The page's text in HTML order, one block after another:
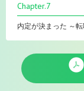
Chapter.7
内定が決まった ～